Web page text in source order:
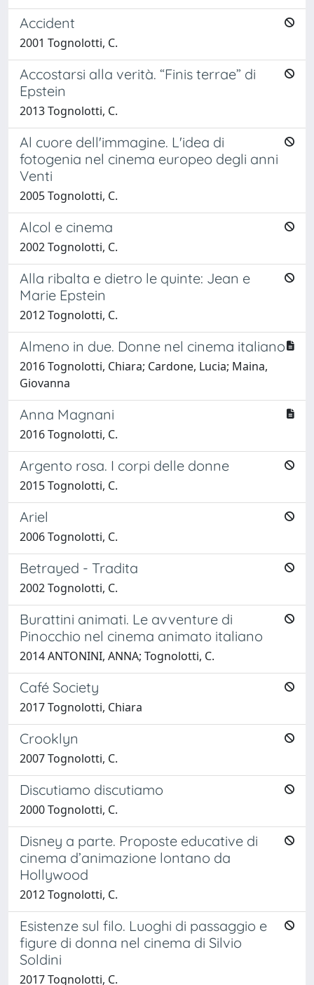
Accident
2001 Tognolotti, C.
Accostarsi alla verità. “Finis terrae” di
Epstein
2013 Tognolotti, C.
Al cuore dell'immagine. L'idea di
fotogenia nel cinema europeo degli anni
Venti
2005 Tognolotti, C.
Alcol e cinema
2002 Tognolotti, C.
Alla ribalta e dietro le quinte: Jean e
Marie Epstein
2012 Tognolotti, C.
Almeno in due. Donne nel cinema italiano
2016 Tognolotti, Chiara; Cardone, Lucia; Maina,
Giovanna
Anna Magnani
2016 Tognolotti, C.
Argento rosa. I corpi delle donne
2015 Tognolotti, C.
Ariel
2006 Tognolotti, C.
Betrayed - Tradita
2002 Tognolotti, C.
Burattini animati. Le avventure di
Pinocchio nel cinema animato italiano
2014 ANTONINI, ANNA; Tognolotti, C.
Café Society
2017 Tognolotti, Chiara
Crooklyn
2007 Tognolotti, C.
Discutiamo discutiamo
2000 Tognolotti, C.
Disney a parte. Proposte educative di
cinema d’animazione lontano da
Hollywood
2012 Tognolotti, C.
Esistenze sul filo. Luoghi di passaggio e
figure di donna nel cinema di Silvio
Soldini
2017 Tognolotti, C.